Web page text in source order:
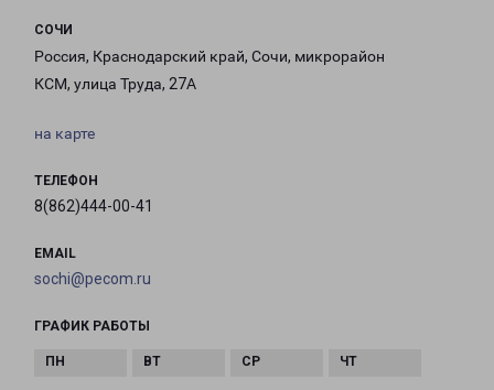
СОЧИ
Россия, Краснодарский край, Сочи, микрорайон
КСМ, улица Труда, 27А
на карте
ТЕЛЕФОН
8(862)444-00-41
EMAIL
sochi@pecom.ru
ГРАФИК РАБОТЫ